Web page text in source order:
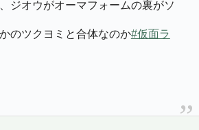
ジオウがオーマフォームの裏がソ
のツクヨミと合体なのか#仮面ラ